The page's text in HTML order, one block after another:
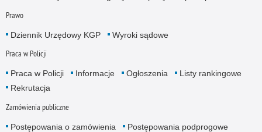
Prawo
Dziennik Urzędowy KGP Wyroki sądowe
Praca w Policji
Praca w Policji Informacje Ogłoszenia
Listy rankingowe
Rekrutacja
Zamówienia publiczne
Postępowania o zamówienia
Postępowania podprogowe